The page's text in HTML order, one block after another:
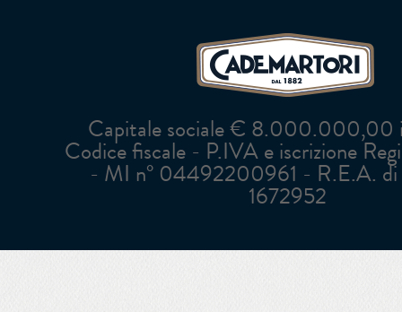
Capitale sociale € 8.000.000,00
Codice fiscale - P.IVA e iscrizione
- MI n° 04492200961 - R.E.A. di
1672952